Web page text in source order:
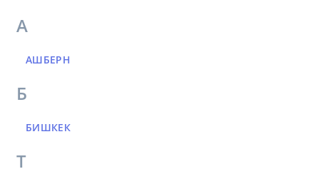
А
АШБЕРН
Б
БИШКЕК
Т